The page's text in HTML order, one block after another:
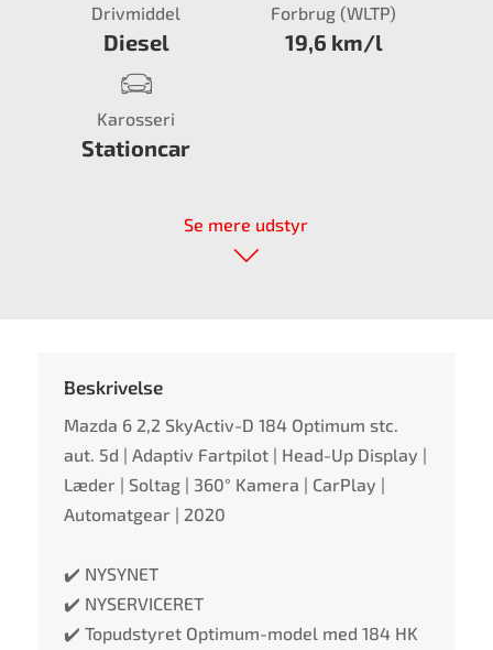
Drivmiddel
Diesel
Forbrug (WLTP)
19,6 km/l
Karosseri
Stationcar
Se mere udstyr
Beskrivelse
Mazda 6 2,2 SkyActiv-D 184 Optimum stc.
aut. 5d | Adaptiv Fartpilot | Head-Up Display |
Læder | Soltag | 360° Kamera | CarPlay |
Automatgear | 2020
✔️ NYSYNET
✔️ NYSERVICERET
✔️ Topudstyret Optimum-model med 184 HK